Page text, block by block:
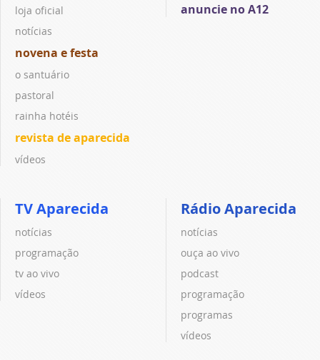
loja oficial
notícias
novena e festa
o santuário
pastoral
rainha hotéis
revista de aparecida
vídeos
anuncie no A12
TV Aparecida
notícias
programação
tv ao vivo
vídeos
Rádio Aparecida
notícias
ouça ao vivo
podcast
programação
programas
vídeos